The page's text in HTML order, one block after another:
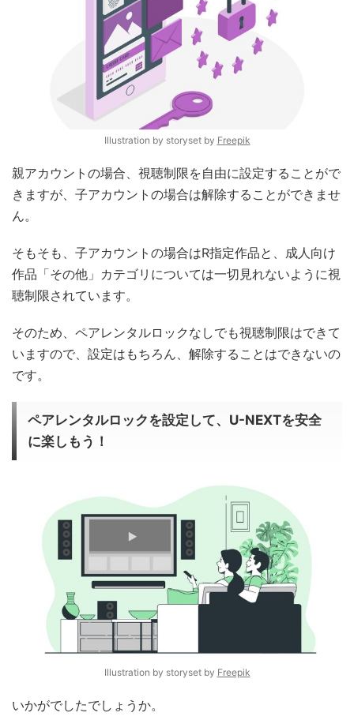
Illustration by storyset by Freepik
親アカウントの場合、視聴制限を自由に設定することがで
きますが、子アカウントの場合は解除することができませ
ん。
そもそも、子アカウントの場合はR指定作品と、成人向け
作品「その他」カテゴリについては一切見れないように視
聴制限されています。
そのため、ペアレンタルロックなしでも視聴制限はできて
いますので、設定はもちろん、解除することはできないの
です。
ペアレンタルロックを設定して、U-NEXTを安全
に楽しもう！
Illustration by storyset by Freepik
いかがでしたでしょうか。